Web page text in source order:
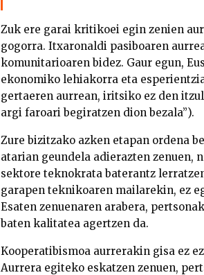
Zuk ere garai kritikoei egin zenien
gogorra. Itxaronaldi pasiboaren
komunitarioaren bidez. Gaur egun,
ekonomiko lehiakorra eta
gertaeren aurrean, iritsiko ez den
argi faroari begiratzen dion bezala”).
Zure bizitzako azken etapan ordena
atarian geundela adierazten zenuen,
sektore teknokrata baterantz
garapen teknikoaren mailarekin, ez
Esaten zenuenaren arabera,
baten kalitatea agertzen da.
Kooperatibismoa aurrerakin gisa ez
Aurrera egiteko eskatzen zenuen,